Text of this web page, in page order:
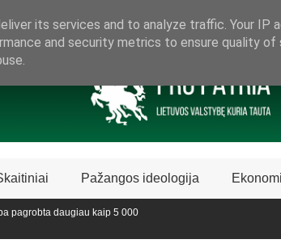
Pažangos ideologija
daugiau kaip 5 000
its services and to analyze traffic. Your IP
and security metrics to ensure quality of